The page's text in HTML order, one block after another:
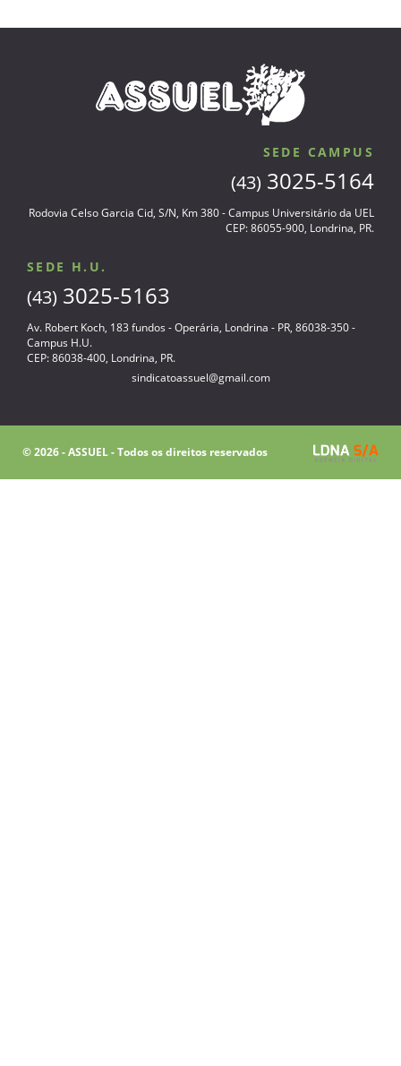
SEDE CAMPUS
(43) 3025-5164
Rodovia Celso Garcia Cid, S/N, Km 380 - Campus Universitário da UEL
CEP: 86055-900, Londrina, PR.
SEDE H.U.
(43) 3025-5163
Av. Robert Koch, 183 fundos - Operária, Londrina - PR, 86038-350 -
Campus H.U.
CEP: 86038-400, Londrina, PR.
sindicatoassuel@gmail.com
© 2026 - ASSUEL - Todos os direitos reservados